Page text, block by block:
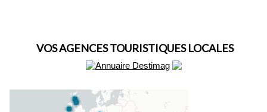
VOS AGENCES TOURISTIQUES LOCALES